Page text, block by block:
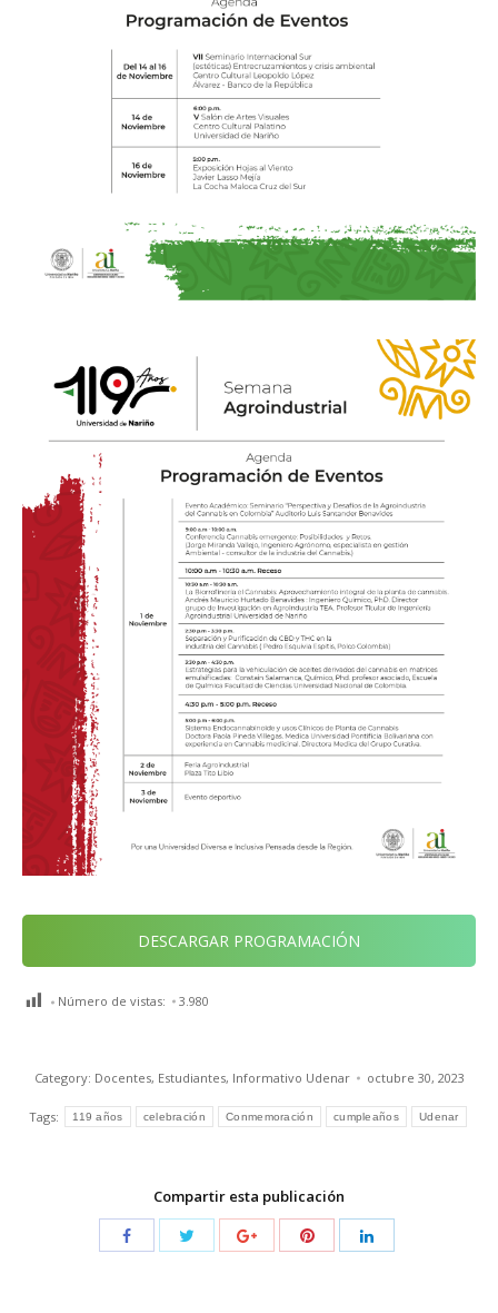
DESCARGAR PROGRAMACIÓN
Número de vistas: 3.980
Category: Docentes, Estudiantes, Informativo Udenar octubre 30, 2023
Tags: 119 años celebración Conmemoración cumpleaños Udenar
Compartir esta publicación